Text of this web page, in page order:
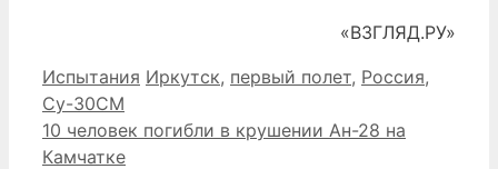
«ВЗГЛЯД.РУ»
Рубрики
Испытания Метки
Иркутск, первый полет, Россия,
Су-30СМ
10 человек погибли в крушении Ан-28 на
Камчатке